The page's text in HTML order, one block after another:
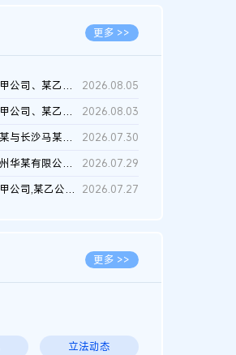
更多 >>
某甲公司、某乙公司、某丙公司申请诉前行为保全复议裁定书
2026.08.05
某甲公司、某乙公司、官某与某丙公司专利申请权权属纠纷 二审判决...
2026.08.03
谭某与长沙马某堆农产品股份有限公司滥用市场支配地位纠纷二审裁...
2026.07.30
杭州华某有限公司与菲某有限公司侵害发明专利权纠纷
2026.07.29
某甲公司,某乙公司,某门市部,某丙公司植物新品种临时保护期使用费... 2026.07.27
更多 >>
立法动态